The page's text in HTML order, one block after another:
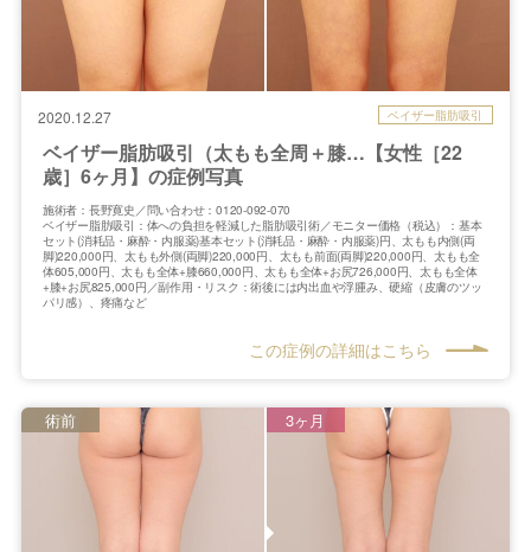
2020.12.27 ベイザー脂肪吸引
ベイザー脂肪吸引（太もも全周＋膝…【女性［22
歳］6ヶ月】の症例写真
施術者：長野寛史／問い合わせ：0120-092-070
ベイザー脂肪吸引：体への負担を軽減した脂肪吸引術／モニター価格（税込）：基本
セット(消耗品・麻酔・内服薬)基本セット(消耗品・麻酔・内服薬)円、太もも内側(両
脚)220,000円、太もも外側(両脚)220,000円、太もも前面(両脚)220,000円、太もも全
体605,000円、太もも全体+膝660,000円、太もも全体+お尻726,000円、太もも全体
+膝+お尻825,000円／副作用・リスク：術後には内出血や浮腫み、硬縮（皮膚のツッ
パリ感）、疼痛など
この症例の詳細はこちら
術前 3ヶ月